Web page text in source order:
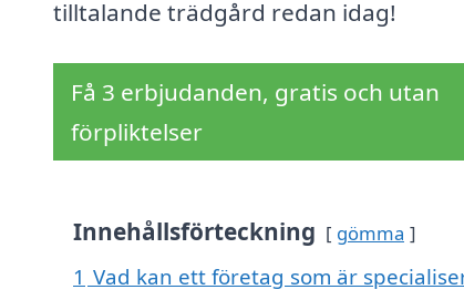
tilltalande trädgård redan idag!
Få 3 erbjudanden, gratis och utan
förpliktelser
Innehållsförteckning gömma
1 Vad kan ett företag som är